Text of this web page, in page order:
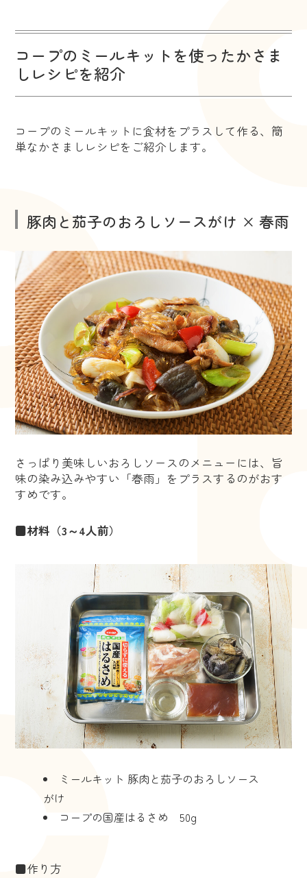
コープのミールキットを使ったかさま
しレシピを紹介
コープのミールキットに食材をプラスして作る、簡
単なかさましレシピをご紹介します。
豚肉と茄子のおろしソースがけ × 春雨
さっぱり美味しいおろしソースのメニューには、旨
味の染み込みやすい「春雨」をプラスするのがおす
すめです。
■材料（3～4人前）
ミールキット 豚肉と茄子のおろしソース
がけ
コープの国産はるさめ 50g
■作り方